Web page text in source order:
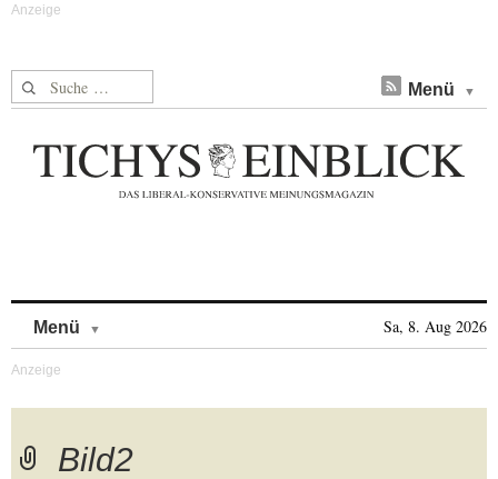
Suche nach: Menü
Menü Sa, 8. Aug 2026
Bild2